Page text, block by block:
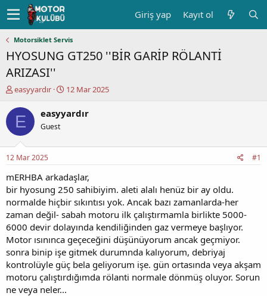
Giriş yap Kayıt ol
Motorsiklet Servis
HYOSUNG GT250 ''BİR GARİP RÖLANTİ
ARIZASI''
K
n
u
y
b
a
ş
a
t
a
n
easyyardır
B
ş
ç
t
a
r
i
h
12 Mar 2025
E easyyardır
Guest
12 Mar 2025 #1
mERHBA arkadaşlar,
bir hyosung 250 sahibiyim. aleti alalı henüz bir ay oldu.
normalde hiçbir sıkıntısı yok. Ancak bazı zamanlarda-her
zaman değil- sabah motoru ilk çalıştırmamla birlikte 5000-
6000 devir dolayında kendiliğinden gaz vermeye başlıyor.
Motor ısınınca geçeceğini düşünüyorum ancak geçmiyor.
sonra binip işe gitmek durumnda kalıyorum, debriyaj
kontrolüyle güç bela geliyorum işe. gün ortasında veya akşam
motoru çalıştırdığımda rölanti normale dönmüş oluyor. Sorun
ne veya neler...